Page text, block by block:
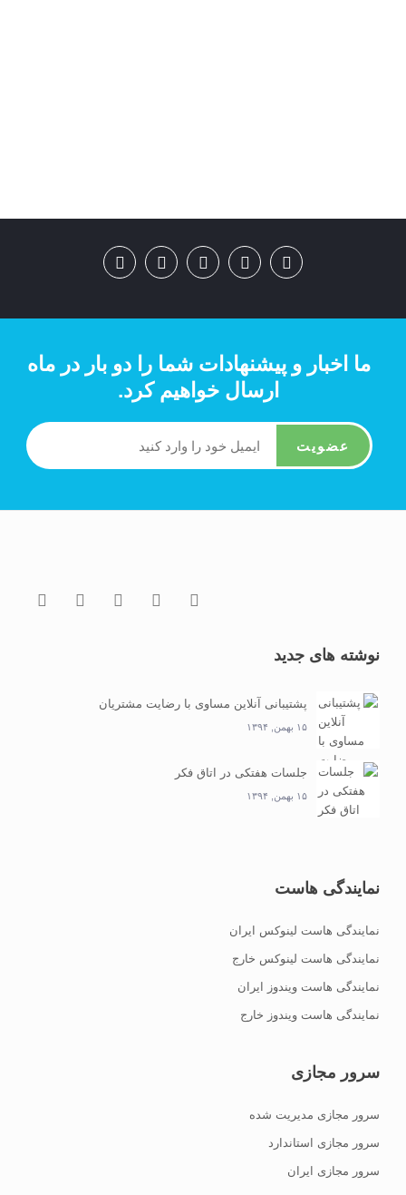
ما اخبار و پیشنهادات شما را دو بار در ماه
ارسال خواهیم کرد.
عضویت
نوشته های جدید
پشتیبانی آنلاین مساوی با رضایت مشتریان
۱۵ بهمن, ۱۳۹۴
جلسات هفتکی در اتاق فکر
۱۵ بهمن, ۱۳۹۴
نمایندگی هاست
نمایندگی هاست لینوکس ایران
نمایندگی هاست لینوکس خارج
نمایندگی هاست ویندوز ایران
نمایندگی هاست ویندوز خارج
سرور مجازی
سرور مجازی مدیریت شده
سرور مجازی استاندارد
سرور مجازی ایران